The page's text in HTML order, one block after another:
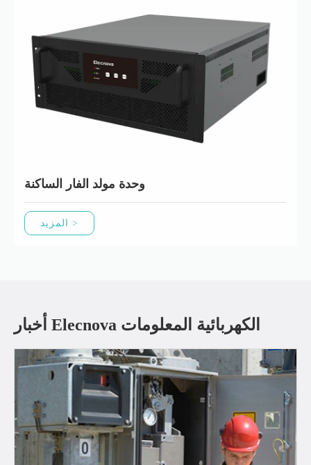
وحدة مولد الفار الساكنة
المزيد >
أخبار Elecnova الكهربائية المعلومات